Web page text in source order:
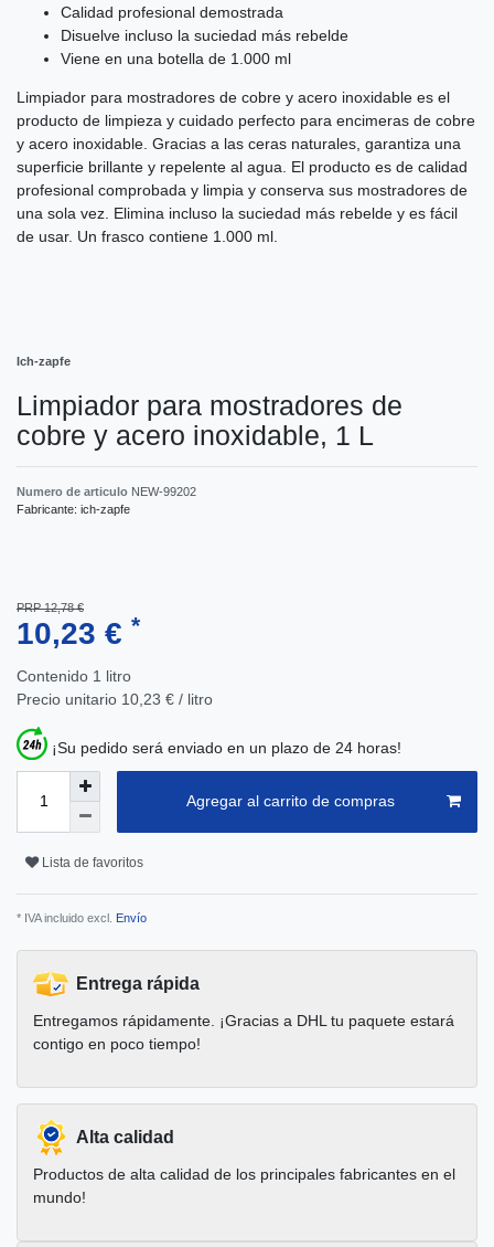
Calidad profesional demostrada
Disuelve incluso la suciedad más rebelde
Viene en una botella de 1.000 ml
Limpiador para mostradores de cobre y acero inoxidable es el
producto de limpieza y cuidado perfecto para encimeras de cobre
y acero inoxidable. Gracias a las ceras naturales, garantiza una
superficie brillante y repelente al agua. El producto es de calidad
profesional comprobada y limpia y conserva sus mostradores de
una sola vez. Elimina incluso la suciedad más rebelde y es fácil
de usar. Un frasco contiene 1.000 ml.
Ich-zapfe
Limpiador para mostradores de
cobre y acero inoxidable, 1 L
Numero de articulo NEW-99202
Fabricante: ich-zapfe
PRP 12,78 €
10,23 € *
Contenido 1 litro
Precio unitario 10,23 € / litro
¡Su pedido será enviado en un plazo de 24 horas!
Agregar al carrito de compras
Lista de favoritos
* IVA incluido excl. Envío
Entrega rápida
Entregamos rápidamente. ¡Gracias a DHL tu paquete estará
contigo en poco tiempo!
Alta calidad
Productos de alta calidad de los principales fabricantes en el
mundo!